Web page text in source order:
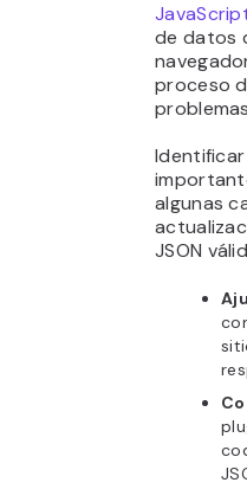
de datos
proceso
algunas
JSON